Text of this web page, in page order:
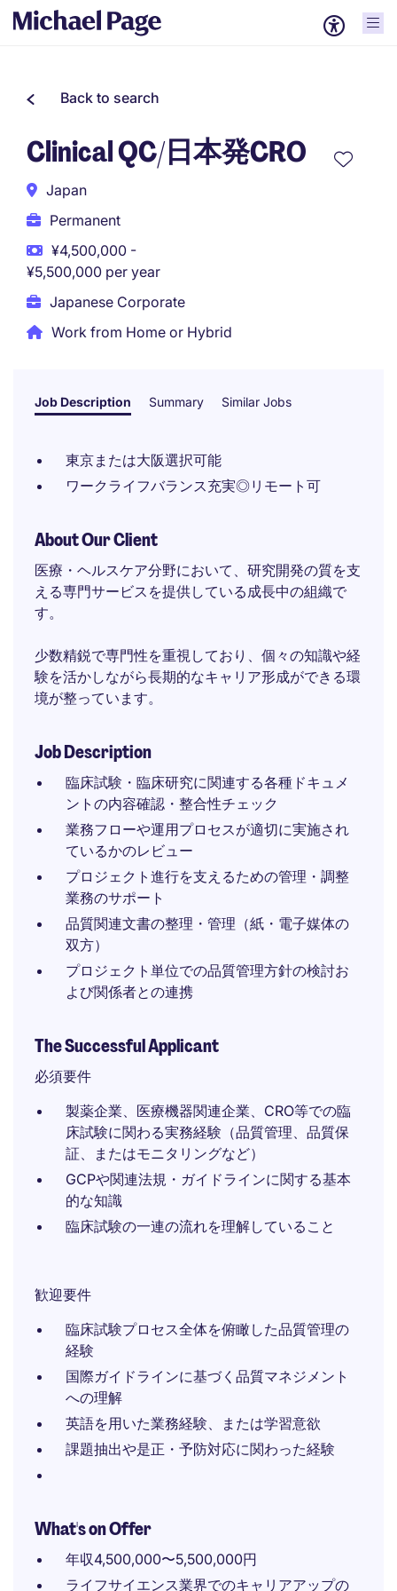
Back to search
Clinical QC/日本発CRO
Japan
Permanent
¥4,500,000 -
¥5,500,000 per year
Japanese Corporate
Work from Home or Hybrid
Job Description Summary Similar Jobs
東京または大阪選択可能
ワークライフバランス充実◎リモート可
About Our Client
医療・ヘルスケア分野において、研究開発の質を支
える専門サービスを提供している成長中の組織で
す。
少数精鋭で専門性を重視しており、個々の知識や経
験を活かしながら長期的なキャリア形成ができる環
境が整っています。
Job Description
臨床試験・臨床研究に関連する各種ドキュメ
ントの内容確認・整合性チェック
業務フローや運用プロセスが適切に実施され
ているかのレビュー
プロジェクト進行を支えるための管理・調整
業務のサポート
品質関連文書の整理・管理（紙・電子媒体の
双方）
プロジェクト単位での品質管理方針の検討お
よび関係者との連携
The Successful Applicant
必須要件
製薬企業、医療機器関連企業、CRO等での臨
床試験に関わる実務経験（品質管理、品質保
証、またはモニタリングなど）
GCPや関連法規・ガイドラインに関する基本
的な知識
臨床試験の一連の流れを理解していること
歓迎要件
臨床試験プロセス全体を俯瞰した品質管理の
経験
国際ガイドラインに基づく品質マネジメント
への理解
英語を用いた業務経験、または学習意欲
課題抽出や是正・予防対応に関わった経験
What's on Offer
年収4,500,000〜5,500,000円
ライフサイエンス業界でのキャリアアップの